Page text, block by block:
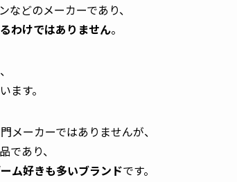
どのメーカーであり、
わけではありません。
ます。
メーカーではありませんが、
であり、
ム好きも多いブランドです。